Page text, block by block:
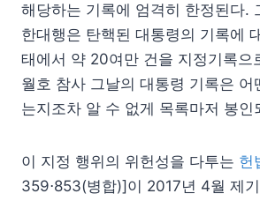
해당하는 기록에 엄격히 한정된다.
한대행은 탄핵된 대통령의 기록에
태에서 약 20여만 건을 지정기록으
월호 참사 그날의 대통령 기록은 어
는지조차 알 수 없게 목록마저 봉인
이 지정 행위의 위헌성을 다투는 헌
359⋅853(병합)]이 2017년 4월 제